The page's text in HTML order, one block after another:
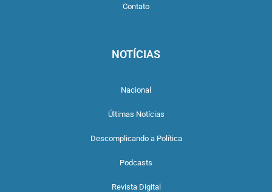
Contato
NOTÍCIAS
Nacional
Últimas Notícias
Descomplicando a Política
Podcasts
Revista Digital